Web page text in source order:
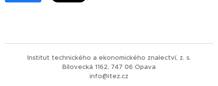
Institut technického a ekonomického znalectví, z. s.
Bílovecká 1162, 747 06 Opava
info@itez.cz